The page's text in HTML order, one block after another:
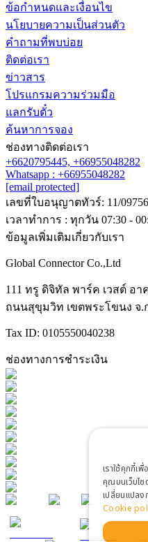
ข้อกำหนดและเงื่อนไข
นโยบายความเป็นส่วนตัว
คำถามที่พบบ่อย
ติดต่อเรา
ข่าวสาร
โปรแกรมความร่วมมือ
แลกรับตั๋ว
ค้นหาการจอง
ช่องทางติดต่อเรา
+6620795445, +66955048282
Whatsapp : +66955048282
[email protected]
เลขที่ใบอนุญาตทัวร์: 11/09756
เวลาทำการ : ทุกวัน 07:30 -
ข้อมูลเพิ่มเติมเกี่ยวกับเรา
Global Connector Co.,Ltd
111 ทรู ดิจิทัล พาร์ค เวสต์ อา
ถนนสุขุมวิท เขตพระโขนง จ.
Tax ID: 0105550040238
ช่องทางการชำระเงิน
เราใช้คุกกี้เ
คุณบนเว็บไซ
เปลี่ยนแปล
Cookie